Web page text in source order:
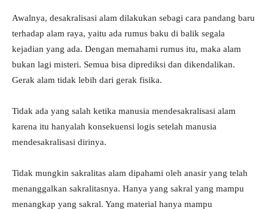
Awalnya, desakralisasi alam dilakukan sebagi cara pandang baru
terhadap alam raya, yaitu ada rumus baku di balik segala
kejadian yang ada. Dengan memahami rumus itu, maka alam
bukan lagi misteri. Semua bisa diprediksi dan dikendalikan.
Gerak alam tidak lebih dari gerak fisika.
Tidak ada yang salah ketika manusia mendesakralisasi alam
karena itu hanyalah konsekuensi logis setelah manusia
mendesakralisasi dirinya.
Tidak mungkin sakralitas alam dipahami oleh anasir yang telah
menanggalkan sakralitasnya. Hanya yang sakral yang mampu
menangkap yang sakral. Yang material hanya mampu